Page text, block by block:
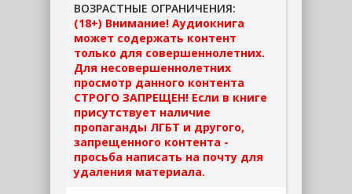
ВОЗРАСТНЫЕ ОГРАНИЧЕНИЯ:
(18+) Внимание! Аудиокнига
может содержать контент
только для совершеннолетних.
Для несовершеннолетних
просмотр данного контента
СТРОГО ЗАПРЕЩЕН! Если в книге
присутствует наличие
пропаганды ЛГБТ и другого,
запрещенного контента -
просьба написать на почту для
удаления материала.